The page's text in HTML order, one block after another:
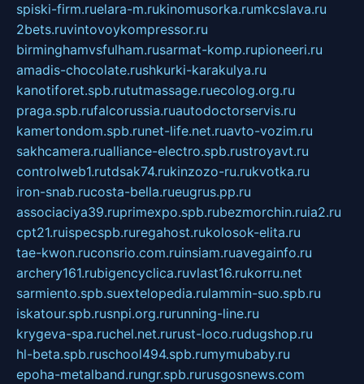
spiski-firm.ruelara-m.rukinomusorka.rumkcslava.ru
2bets.ruvintovoykompressor.ru
birminghamvsfulham.rusarmat-komp.rupioneeri.ru
amadis-chocolate.rushkurki-karakulya.ru
kanotiforet.spb.rututmassage.ruecolog.org.ru
praga.spb.rufalcorussia.ruautodoctorservis.ru
kamertondom.spb.runet-life.net.ruavto-vozim.ru
sakhcamera.rualliance-electro.spb.rustroyavt.ru
controlweb1.rutdsak74.rukinzozo-ru.rukvotka.ru
iron-snab.rucosta-bella.rueugrus.pp.ru
associaciya39.ruprimexpo.spb.rubezmorchin.ruia2.ru
cpt21.ruispecspb.ruregahost.rukolosok-elita.ru
tae-kwon.ruconsrio.com.ruinsiam.ruavegainfo.ru
archery161.rubigencyclica.ruvlast16.rukorru.net
sarmiento.spb.suextelopedia.rulammin-suo.spb.ru
iskatour.spb.rusnpi.org.rurunning-line.ru
krygeva-spa.ruchel.net.rurust-loco.rudugshop.ru
hl-beta.spb.ruschool494.spb.rumymubaby.ru
epoha-metalband.rungr.spb.rurusgosnews.com